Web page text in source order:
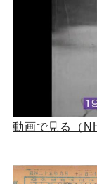
動画で見る（